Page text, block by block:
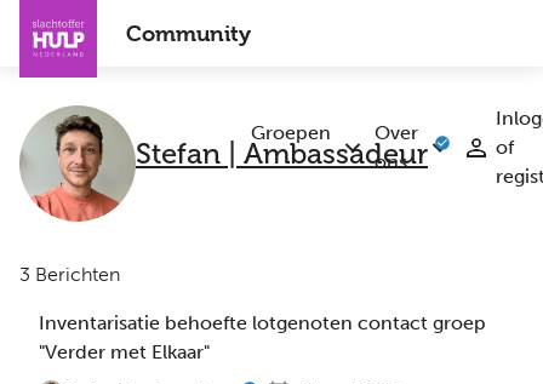
Overslaan
naar
inhoud
gaan
Community
Groepen
Submenu
Over
ons
Submenu
of
Stefan | Ambassadeur
3 Berichten
Inventarisatie behoefte lotgenoten contact groep
"Verder met Elkaar"